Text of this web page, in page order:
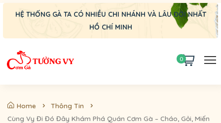
HỆ THỐNG GÀ TA CÓ NHIỀU CHI NHÁNH VÀ LÂU ĐỜI NHẤT
HỒ CHÍ MINH
0
Home
Thông Tin
Cùng Vy Đi Đó Đây Khám Phá Quán Cơm Gà – Cháo, Gỏi, Miến